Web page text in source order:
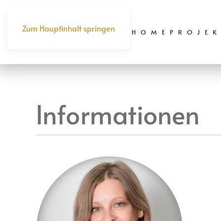
Zum Hauptinhalt springen HOME
Informationen